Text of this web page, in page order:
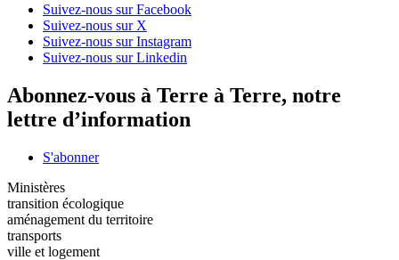
Suivez-nous sur Facebook
Suivez-nous sur X
Suivez-nous sur Instagram
Suivez-nous sur Linkedin
Abonnez-vous à Terre à Terre, notre
lettre d’information
S'abonner
Ministères
transition écologique
aménagement du territoire
transports
ville et logement